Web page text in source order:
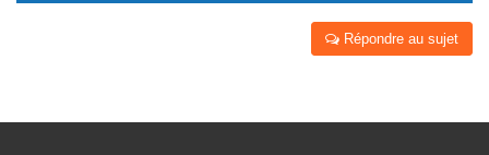
Répondre au sujet